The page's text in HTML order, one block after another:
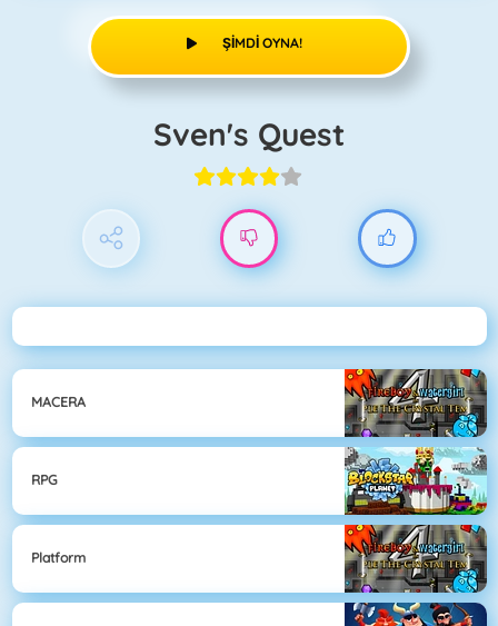
ŞIMDI OYNA!
Sven's Quest
MACERA
RPG
Platform